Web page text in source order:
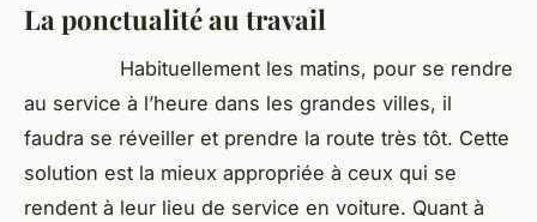
La ponctualité au travail
Habituellement les matins, pour se rendre
au service à l’heure dans les grandes villes, il
faudra se réveiller et prendre la route très tôt. Cette
solution est la mieux appropriée à ceux qui se
rendent à leur lieu de service en voiture. Quant à